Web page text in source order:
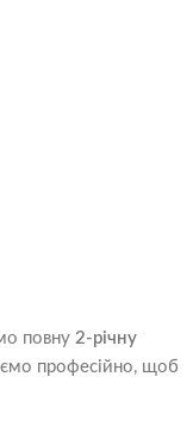
повну 2-річну
професійно, щоб